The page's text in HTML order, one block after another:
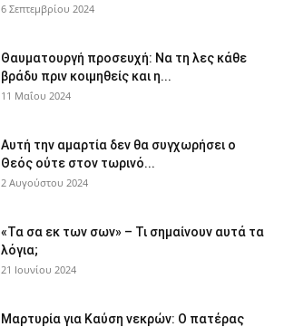
6 Σεπτεμβρίου 2024
Θαυματουργή προσευχή: Να τη λες κάθε
βράδυ πριν κοιμηθείς και η...
11 Μαΐου 2024
Αυτή την αμαρτία δεν θα συγχωρήσει ο
Θεός ούτε στον τωρινό...
2 Αυγούστου 2024
«Τα σα εκ των σων» – Τι σημαίνουν αυτά τα
λόγια;
21 Ιουνίου 2024
Μαρτυρία για Καύση νεκρών: Ο πατέρας